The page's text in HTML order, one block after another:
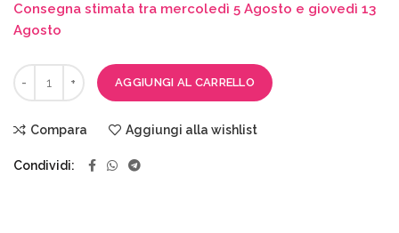
Consegna stimata tra mercoledì 5 Agosto e giovedì 13
Agosto
AGGIUNGI AL CARRELLO
Compara Aggiungi alla wishlist
Condividi